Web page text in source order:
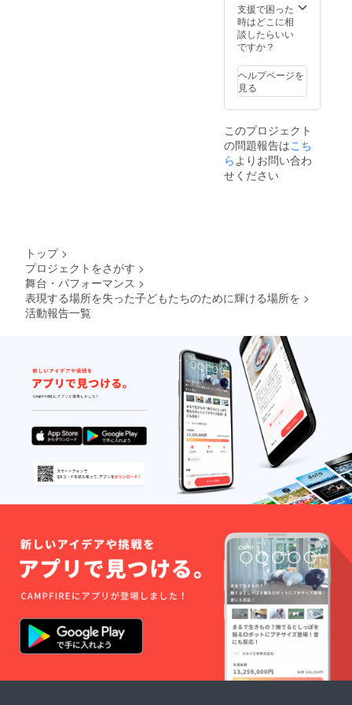
あいさ
つ不要
とご記
入下さ
イベン
ト開催
中、ス
テージ
ロジェ
クター
表示さ
れる画
像に、
データ
く必要
があり
ます。
画サイ
トで公
開させ
ていた
す） ・
当日ス
テージ
上にて
の時間
を設け
させて
頂きま
す。 ※
入下さ
ト開催
中、ス
テージ
上にプ
ロジェ
クター
表示さ
れる画
像に、
ロゴや
社名を
記載し
ます。
※事前に
や画像
データ
を提供
いただ
く必要
ます。
望され
る呼称
にて謝
辞を述
ていた
だきま
す。 ・
当日ス
上にて
ご挨拶
の時間
を設け
させて
つ不要
い。 ・
同じく
許可を
いただ
ければ
大会風
景は全
て動画
で撮影
させて
いただ
BURN
OUT 動
開させ
ていた
だきま
す。 ・
同じく
いただ
けれ
ば、制
作予定
BURN
支援で困った
時はどこに相
談したらいい
ですか？
ヘルプページを
見る
このプロジェクト
の問題報告はこち
らよりお問い合わ
せください
トップ >
プロジェクトをさがす >
舞台・パフォーマンス >
表現する場所を失った子どもたちのために輝ける場所を >
活動報告一覧